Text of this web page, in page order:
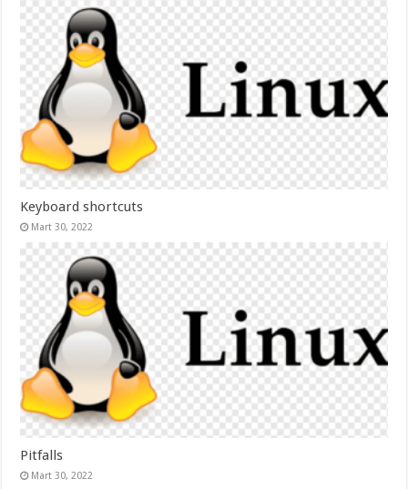
Keyboard shortcuts
Mart 30, 2022
Pitfalls
Mart 30, 2022